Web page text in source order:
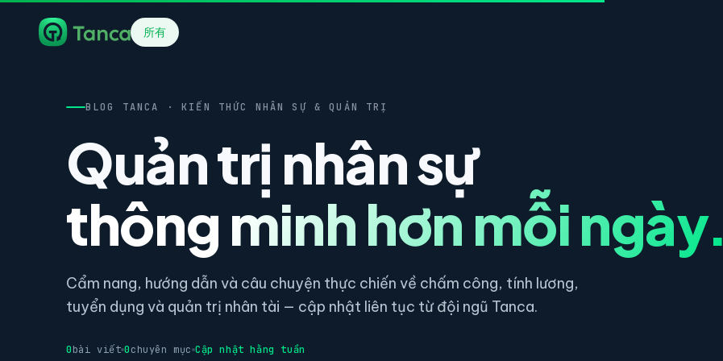
所有
BLOG TANCA · KIẾN THỨC NHÂN SỰ & QUẢN TRỊ
Quản trị nhân sự
thông minh hơn mỗi ngày.
Cẩm nang, hướng dẫn và câu chuyện thực chiến về chấm công, tính lương,
tuyển dụng và quản trị nhân tài — cập nhật liên tục từ đội ngũ Tanca.
0bài viết 0chuyên mục Cập nhật hằng tuần